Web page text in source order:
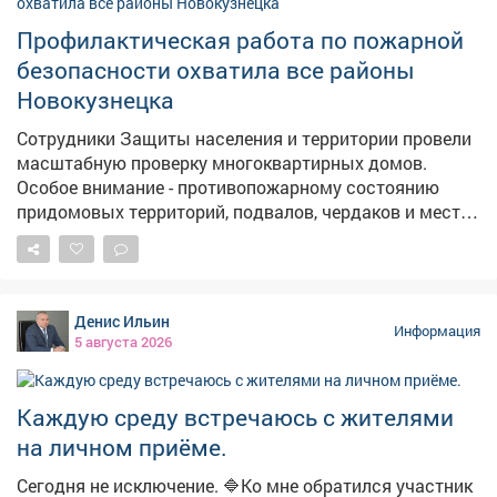
также собирали пазлы и разгадывали кроссворд. В
итоге победу одержала команда «Светофоры». 📖По
окончании мероприятия дети получили памятки с
правилами поведения на дороге. Команда-
победительница получила тематические раскраски
для дальнейшего закрепления материала в игровой
форме. #день_светофора #ПДД #библиотеки_мыски
#бибимотека_филиал2
Профилактическая работа по пожарной
безопасности охватила все районы
Новокузнецка
Сотрудники Защиты населения и территории провели
масштабную проверку многоквартирных домов.
Особое внимание - противопожарному состоянию
придомовых территорий, подвалов, чердаков и мест
общего пользования. 📍 Кузнецкий район - осмотрены
подвалы на ул. Ленина и Луначарского для
автономные дымовые пожарные извещатели (АДПИ)
в неблагополучных семьях, многодетных и с детьми-
инвалидами. 📍 Новоильинский район - проверен
АДПИ в многодетной семье на пр. Авиаторов. 📍
Центральный район - осмотрены десятки домов по пр.
Строителей, Металлургов, ул. Орджоникидзе и другим
адресам. Проверены АДПИ в семьях с детьми-
инвалидами и неблагополучных семьях. Обследованы
Денис Ильин
5 августа 2026
Информация
Каждую среду встречаюсь с жителями
на личном приёме.
Сегодня не исключение. 🔷Ко мне обратился участник